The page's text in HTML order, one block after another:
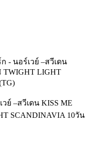
ย์ –สวีเดน KISS ME
SCANDINAVIA 10วัน